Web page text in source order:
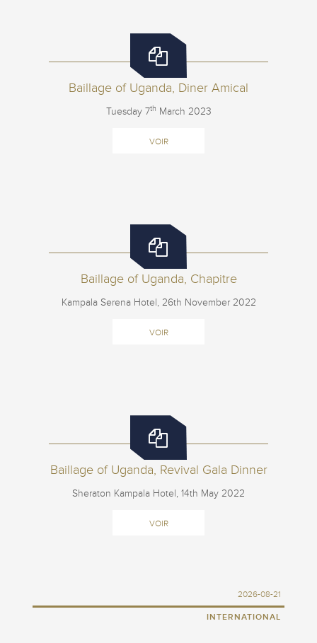
Baillage of Uganda, Diner Amical
Tuesday 7th March 2023
VOIR
Baillage of Uganda, Chapitre
Kampala Serena Hotel, 26th November 2022
VOIR
Baillage of Uganda, Revival Gala Dinner
Sheraton Kampala Hotel, 14th May 2022
VOIR
2026-08-21
INTERNATIONAL